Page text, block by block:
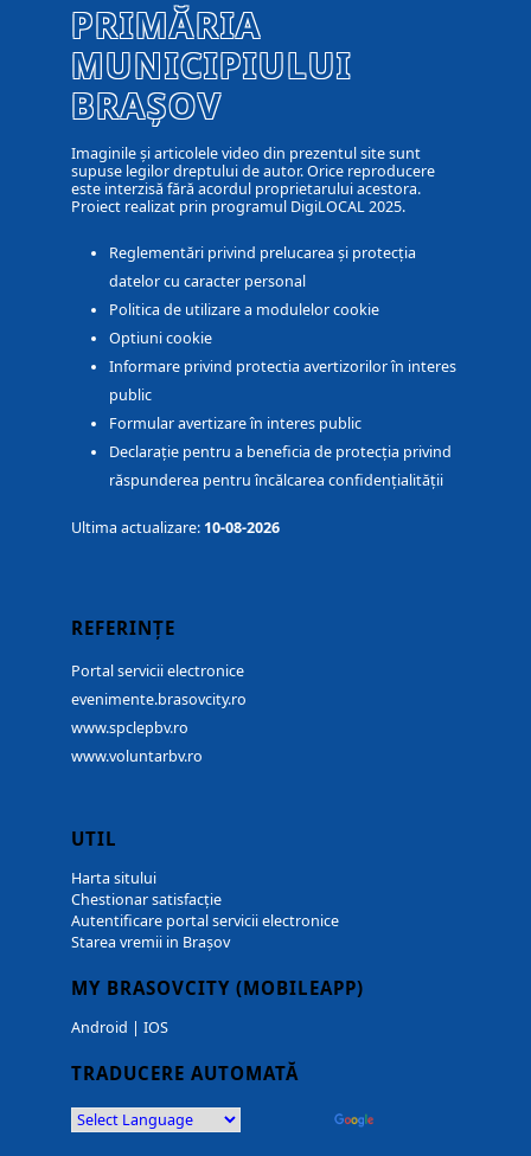
PRIMĂRIA
MUNICIPIULUI
BRAȘOV
Imaginile și articolele video din prezentul site sunt
supuse legilor dreptului de autor. Orice reproducere
este interzisă fără acordul proprietarului acestora.
Proiect realizat prin programul DigiLOCAL 2025.
Reglementări privind prelucarea și protecția
datelor cu caracter personal
Politica de utilizare a modulelor cookie
Optiuni cookie
Informare privind protectia avertizorilor în interes
public
Formular avertizare în interes public
Declarație pentru a beneficia de protecția privind
răspunderea pentru încălcarea confidențialității
Ultima actualizare: 10-08-2026
REFERINȚE
Portal servicii electronice
evenimente.brasovcity.ro
www.spclepbv.ro
www.voluntarbv.ro
UTIL
Harta sitului
Chestionar satisfacție
Autentificare portal servicii electronice
Starea vremii in Brașov
MY BRASOVCITY (MOBILEAPP)
Android | IOS
TRADUCERE AUTOMATĂ